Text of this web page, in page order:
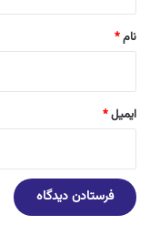
نام*
ایمیل*